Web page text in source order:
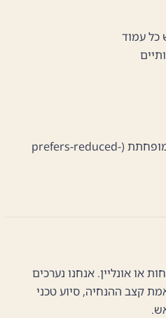
כל עמוד
הפחתת אנימציות עבור משתמשים שהגדירו העדפת תנועה מופחתת (prefers-reduced-
או אונליין. אנחנו נערכים
קצב ההנחיה, סיוע טכני